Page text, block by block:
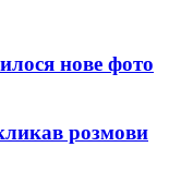
нове фото
розмови